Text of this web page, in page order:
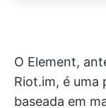
O Element,
Riot.im, é uma
baseada em